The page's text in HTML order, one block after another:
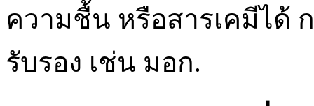
ความชื้น หรือสารเคมีได้
รับรอง เช่น มอก.